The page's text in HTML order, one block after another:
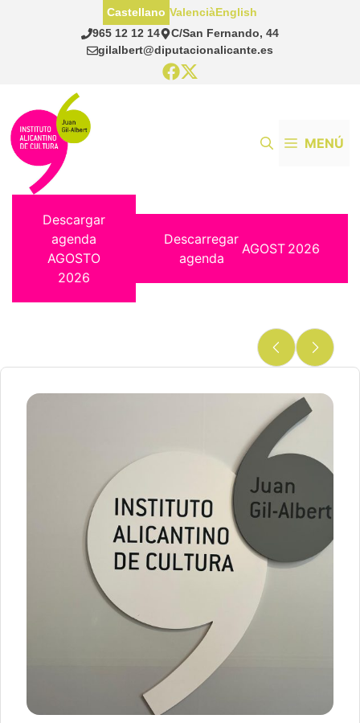
965 12 12 14
C/San Fernando, 44
gilalbert@diputacionalicante.es
Castellano ValenciàEnglish
MENÚ
Descargar
agenda
AGOSTO
2026
Descarregar
agenda
AGOST 2026